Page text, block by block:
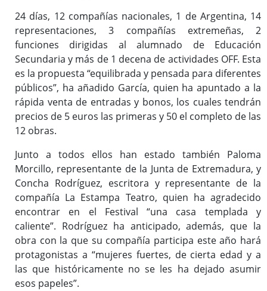
24 días, 12 compañías nacionales, 1 de Argentina, 14
representaciones, 3 compañías extremeñas, 2
funciones dirigidas al alumnado de Educación
Secundaria y más de 1 decena de actividades OFF. Esta
es la propuesta “equilibrada y pensada para diferentes
públicos”, ha añadido García, quien ha apuntado a la
rápida venta de entradas y bonos, los cuales tendrán
precios de 5 euros las primeras y 50 el completo de las
12 obras.
Junto a todos ellos han estado también Paloma
Morcillo, representante de la Junta de Extremadura, y
Concha Rodríguez, escritora y representante de la
compañía La Estampa Teatro, quien ha agradecido
encontrar en el Festival “una casa templada y
caliente”. Rodríguez ha anticipado, además, que la
obra con la que su compañía participa este año hará
protagonistas a “mujeres fuertes, de cierta edad y a
las que históricamente no se les ha dejado asumir
esos papeles”.